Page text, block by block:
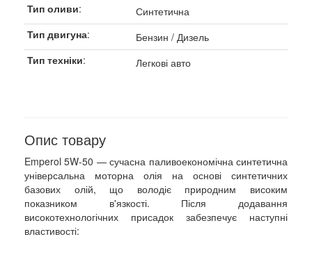
Тип оливи:
Синтетична
Тип двигуна:
Бензин / Дизель
Тип техніки: Легкові авто
Опис товару
Emperol 5W-50 — сучасна паливоекономічна синтетична
універсальна моторна олія на основі синтетичних
базових олій, що володіє природним високим
показником в'язкості. Після додавання
високотехнологічних присадок забезпечує наступні
властивості: